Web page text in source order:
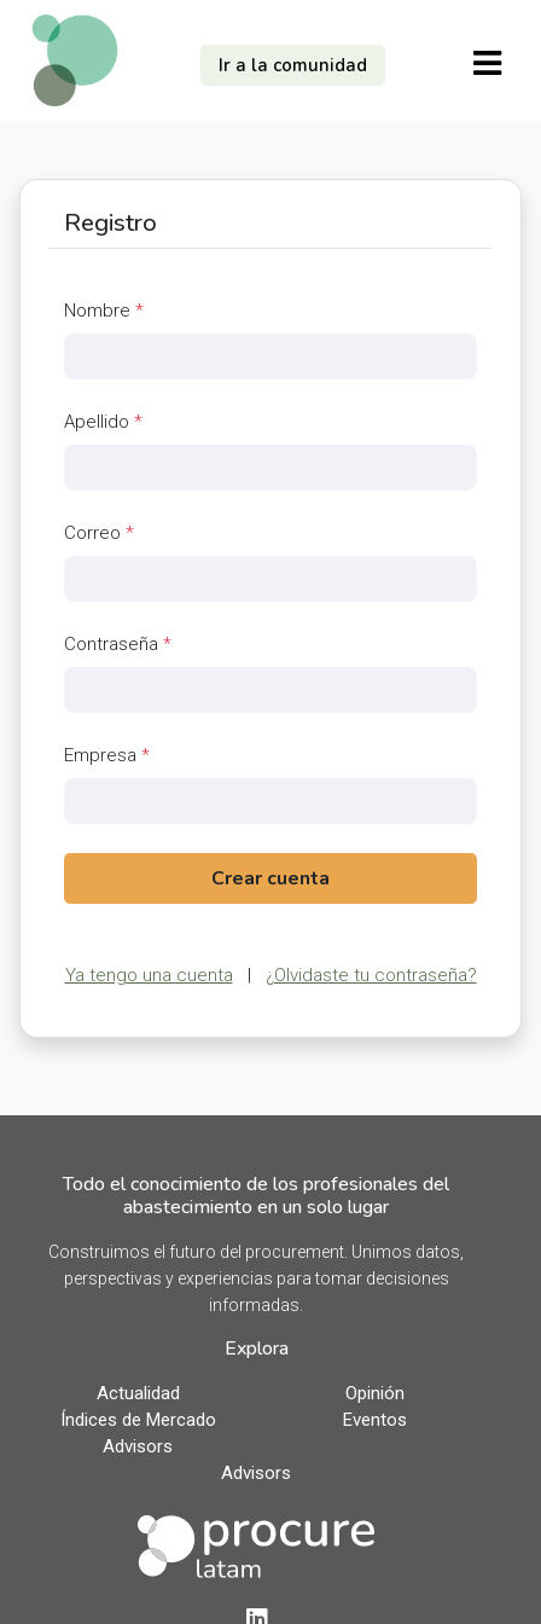
Ir a la comunidad
Registro
Nombre *
Apellido *
Correo *
Contraseña *
Empresa *
Crear cuenta
Ya tengo una cuenta | ¿Olvidaste tu contraseña?
Todo el conocimiento de los profesionales del
abastecimiento en un solo lugar
Construimos el futuro del procurement. Unimos datos,
perspectivas y experiencias para tomar decisiones
informadas.
Explora
Actualidad
Opinión
Índices de Mercado
Eventos
Advisors
Advisors
LinkedIn